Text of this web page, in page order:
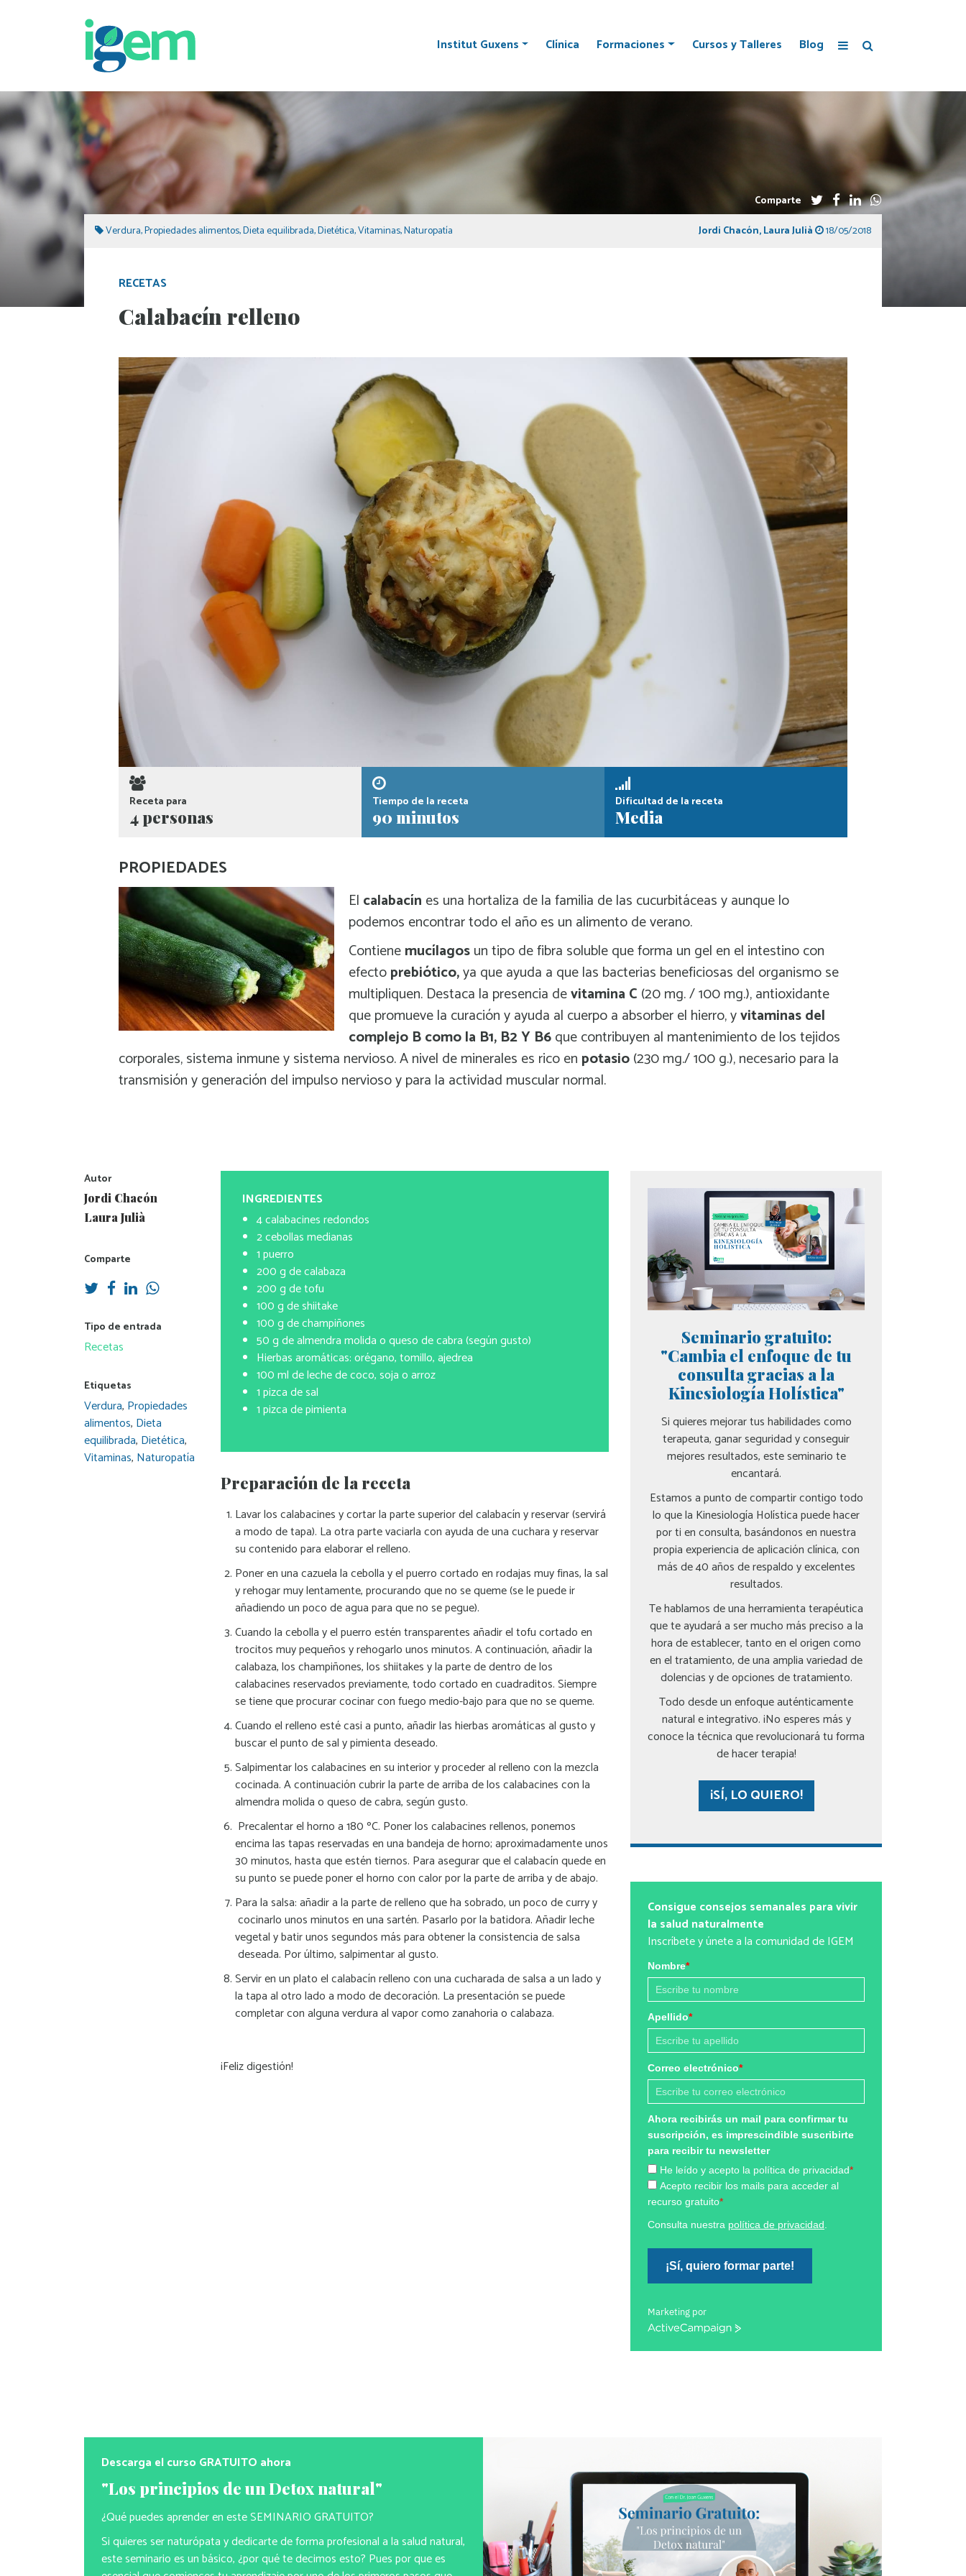
Institut Guxens Clínica Formaciones Cursos y Talleres Blog
Comparte
Verdura,Propiedades alimentos,Dieta equilibrada,Dietética,Vitaminas,Naturopatía Jordi Chacón,Laura Julià 18/05/2018
RECETAS
Calabacín relleno
Receta para
4 personas
Tiempo de la receta
90 minutos
Dificultad de la receta
Media
PROPIEDADES
El calabacín es una hortaliza de la familia de las cucurbitáceas y aunque lo
podemos encontrar todo el año es un alimento de verano.
Contienemucílagosun tipo de fibra soluble que forma un gel en el intestino con
efectoprebiótico,ya queayuda a que las bacterias beneficiosas del organismo se
multipliquen. Destaca la presencia devitamina C (20 mg. / 100 mg.), antioxidante
que promueve la curación y ayuda al cuerpo a absorber el hierro, yvitaminas del
complejo B como la B1, B2 Y B6que contribuyen al mantenimiento de los tejidos
corporales, sistema inmune y sistema nervioso. A nivel de minerales es rico en potasio(230 mg./ 100 g.), necesario para la
transmisión y generación del impulso nervioso y para la actividad muscular normal.
Autor
Jordi Chacón
Laura Julià
Comparte
Tipo de entrada
Recetas
Etiquetas
Verdura, Propiedades
alimentos, Dieta
equilibrada, Dietética,
Vitaminas, Naturopatía
INGREDIENTES
4 calabacines redondos
2 cebollas medianas
1 puerro
200 g de calabaza
200 g de tofu
100 g de shiitake
100 g de champiñones
50 g de almendra molida o queso de cabra (según gusto)
Hierbas aromáticas: orégano, tomillo, ajedrea
100 ml de leche de coco, soja o arroz
1 pizca de sal
1 pizca de pimienta
Preparación de la receta
Lavar los calabacines y cortar la parte superior del calabacín y reservar (servirá
a modo de tapa). La otra parte vaciarla con ayuda de una cuchara y reservar
su contenido para elaborar el relleno.
Poner en una cazuela la cebolla y el puerro cortado en rodajas muy finas, la sal
y rehogar muy lentamente, procurando que no se queme (se le puede ir
añadiendo un poco de agua para que no se pegue).
Cuando la cebolla y el puerro estén transparentes añadir el tofu cortado en
trocitos muy pequeños y rehogarlo unos minutos. A continuación, añadir la
calabaza, los champiñones, los shiitakes y la parte de dentro de los
calabacines reservados previamente, todo cortado en cuadraditos. Siempre
se tiene que procurar cocinar con fuego medio-bajo para que no se queme.
Cuando el relleno esté casi a punto, añadir las hierbas aromáticas al gusto y
buscar el punto de sal y pimienta deseado.
Salpimentar los calabacines en su interior y proceder al relleno con la mezcla
cocinada. A continuación cubrir la parte de arriba de los calabacines con la
almendra molida o queso de cabra, según gusto.
Precalentar el horno a 180 ºC. Poner los calabacines rellenos, ponemos
encimalas tapas reservadas en una bandeja de horno; aproximadamente unos
30 minutos, hasta que estén tiernos. Para asegurar que el calabacín quede en
su punto se puede poner el horno con calor por la parte de arriba y de abajo.
Para la salsa: añadir a la parte de relleno que ha sobrado, un poco de curry y
cocinarlo unos minutos en una sartén. Pasarlo por la batidora. Añadir leche
vegetal y batir unos segundos más para obtener la consistencia de salsa
deseada. Por último, salpimentar al gusto.
Servir en un plato el calabacín relleno con una cucharada de salsa a un lado y
la tapa al otro lado a modo de decoración. La presentación se puede
completar con alguna verdura al vapor como zanahoria o calabaza.
¡Feliz digestión!
Seminario gratuito:
"Cambia el enfoque de tu
consulta gracias a la
Kinesiología Holística"
Si quieres mejorar tus habilidades como
terapeuta, ganar seguridad y conseguir
mejores resultados, este seminario te
encantará.
Estamos a punto de compartir contigo todo
lo que la Kinesiología Holística puede hacer
por ti en consulta, basándonos en nuestra
propia experiencia de aplicación clínica, con
más de 40 años de respaldo y excelentes
resultados.
Te hablamos de una herramienta terapéutica
que te ayudará a ser mucho más preciso a la
hora de establecer, tanto en el origen como
en el tratamiento, de una amplia variedad de
dolencias y de opciones de tratamiento.
Todo desde un enfoque auténticamente
natural e integrativo. ¡No esperes más y
conoce la técnica que revolucionará tu forma
de hacer terapia!
¡SÍ, LO QUIERO!
Consigue consejos semanales para vivir
la salud naturalmente
Inscríbete y únete a la comunidad de IGEM
Nombre*
Apellido*
Correo electrónico*
Ahora recibirás un mail para confirmar tu
suscripción, es imprescindible suscribirte
para recibir tu newsletter
He leído y acepto la política de privacidad*
Acepto recibir los mails para acceder al
recurso gratuito*
Consulta nuestra política de privacidad
¡Sí, quiero formar parte!
Marketing por
ActiveCampaign
Descarga el curso GRATUITO ahora
"Los principios de un Detox natural"
¿Qué puedes aprender en este SEMINARIO GRATUITO?
Si quieres ser naturópata y dedicarte de forma profesional a la salud natural,
este seminario es un básico, ¿por qué te decimos esto? Pues por que es